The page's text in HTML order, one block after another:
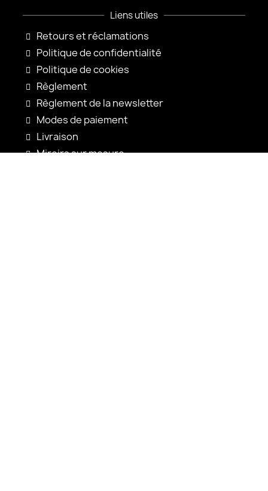
Liens utiles
Retours et réclamations
Politique de confidentialité
Politique de cookies
Règlement
Règlement de la newsletter
Modes de paiement
Livraison
Miroirs sur mesure